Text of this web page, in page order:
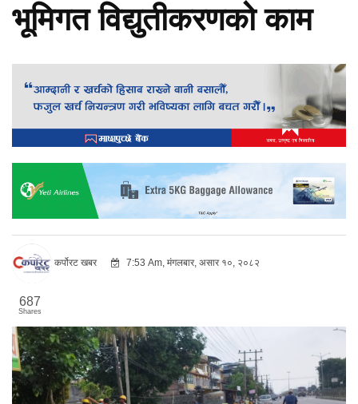
भूमिगत विद्युतीकरणको काम
कर्पोरट खबर 7:53 Am, मंगलबार, असार १०, २०८२
687
Shares